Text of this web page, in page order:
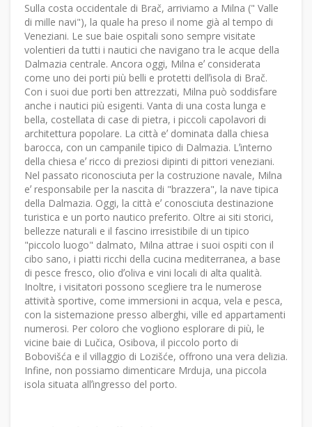
Sulla costa occidentale di Brač, arriviamo a Milna (" Valle
di mille navi"), la quale ha preso il nome già al tempo di
Veneziani. Le sue baie ospitali sono sempre visitate
volentieri da tutti i nautici che navigano tra le acque della
Dalmazia centrale. Ancora oggi, Milna eʼ considerata
come uno dei porti più belli e protetti dellʼisola di Brač.
Con i suoi due porti ben attrezzati, Milna può soddisfare
anche i nautici più esigenti. Vanta di una costa lunga e
bella, costellata di case di pietra, i piccoli capolavori di
architettura popolare. La città eʼ dominata dalla chiesa
barocca, con un campanile tipico di Dalmazia. Lʼinterno
della chiesa eʼ ricco di preziosi dipinti di pittori veneziani.
Nel passato riconosciuta per la costruzione navale, Milna
eʼ responsabile per la nascita di "brazzera", la nave tipica
della Dalmazia. Oggi, la città eʼ conosciuta destinazione
turistica e un porto nautico preferito. Oltre ai siti storici,
bellezze naturali e il fascino irresistibile di un tipico
"piccolo luogo" dalmato, Milna attrae i suoi ospiti con il
cibo sano, i piatti ricchi della cucina mediterranea, a base
di pesce fresco, olio dʼoliva e vini locali di alta qualità.
Inoltre, i visitatori possono scegliere tra le numerose
attività sportive, come immersioni in acqua, vela e pesca,
con la sistemazione presso alberghi, ville ed appartamenti
numerosi. Per coloro che vogliono esplorare di più, le
vicine baie di Lučica, Osibova, il piccolo porto di
Bobovišća e il villaggio di Lozišće, offrono una vera delizia.
Infine, non possiamo dimenticare Mrduja, una piccola
isola situata allʼingresso del porto.